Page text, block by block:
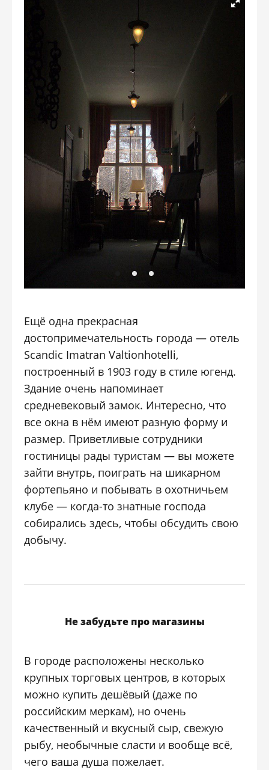
Ещё одна прекрасная
достопримечательность города — отель
Scandic Imatran Valtionhotelli,
построенный в 1903 году в стиле югенд.
Здание очень напоминает
средневековый замок. Интересно, что
все окна в нём имеют разную форму и
размер. Приветливые сотрудники
гостиницы рады туристам — вы можете
зайти внутрь, поиграть на шикарном
фортепьяно и побывать в охотничьем
клубе — когда-то знатные господа
собирались здесь, чтобы обсудить свою
добычу.
Не забудьте про магазины
В городе расположены несколько
крупных торговых центров, в которых
можно купить дешёвый (даже по
российским меркам), но очень
качественный и вкусный сыр, свежую
рыбу, необычные сласти и вообще всё,
чего ваша душа пожелает.